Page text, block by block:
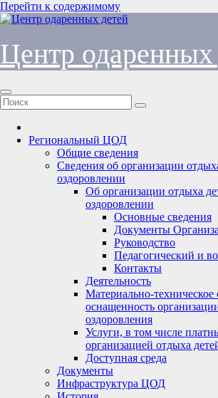
Перейти к содержимому
Центр одаренных
Региональный ЦОД
Общие сведения
Сведения об организации
оздоровлении
Об организации отдыха
оздоровлении
Основные сведения
Документы
Руководство
Педагогический и
Контакты
Деятельность
Материально-техническое
оснащенность
оздоровления
Услуги, в том числе
организацией отдыха
Доступная среда
Документы
Инфраструктура ЦОД